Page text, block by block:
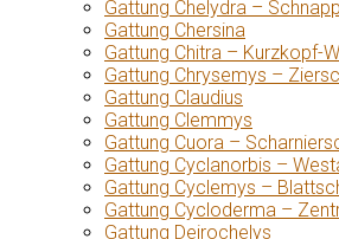
Gattung Chelydra –
Gattung Chersina
Gattung Chitra – Kurzkopf-
Gattung Chrysemys –
Gattung Claudius
Gattung Clemmys
Gattung Cuora –
Gattung Cyclanorbis –
Gattung Cyclemys –
Gattung Cycloderma –
Gattung Deirochelys